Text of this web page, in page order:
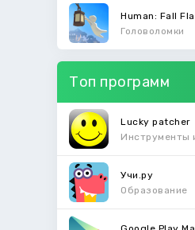
Human: Fall
Головоломки
Топ программ
Lucky patcher
Инструменты
Учи.ру
Образование